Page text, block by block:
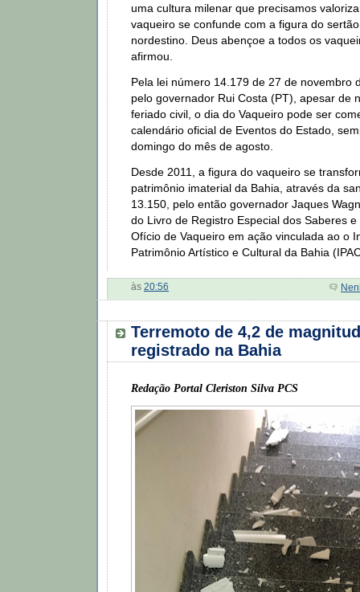
uma cultura milenar que precisamos
vaqueiro se confunde com a figura do
nordestino. Deus abençoe a todos os
afirmou.
Pela lei número 14.179 de 27 de novembro
pelo governador Rui Costa (PT), apesar de
feriado civil, o dia do Vaqueiro pode ser
calendário oficial de Eventos do Estado,
domingo do mês de agosto.
Desde 2011, a figura do vaqueiro se
patrimônio imaterial da Bahia, através da
13.150, pelo então governador Jaques
do Livro de Registro Especial dos Saberes
Ofício de Vaqueiro em ação vinculada ao o
Patrimônio Artístico e Cultural da Bahia
às 20:56
Terremoto de 4,2 de
registrado na Bahia
Redação Portal Cleriston Silva PCS